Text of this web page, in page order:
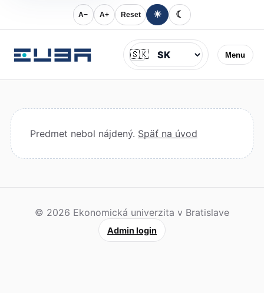
A− A+ Reset ☀ ☾
Menu
Jazyk
🇸🇰
Predmet nebol nájdený. Späť na úvod
© 2026 Ekonomická univerzita v Bratislave
Admin login